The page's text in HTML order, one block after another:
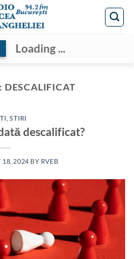
Loading ...
DESCALIFICAT
,STIRI
descalificat?
18, 2024 BY RVEB